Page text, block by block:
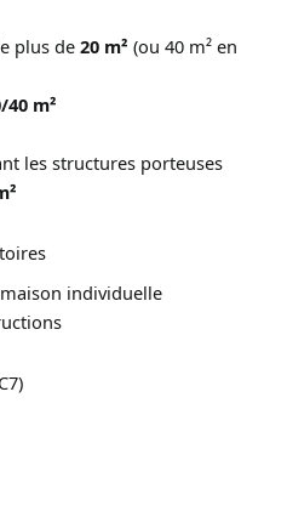
plus de 20 m² (ou 40 m² en
40 m²
les structures porteuses
individuelle